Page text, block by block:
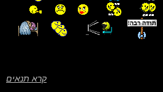
קרא תנאים